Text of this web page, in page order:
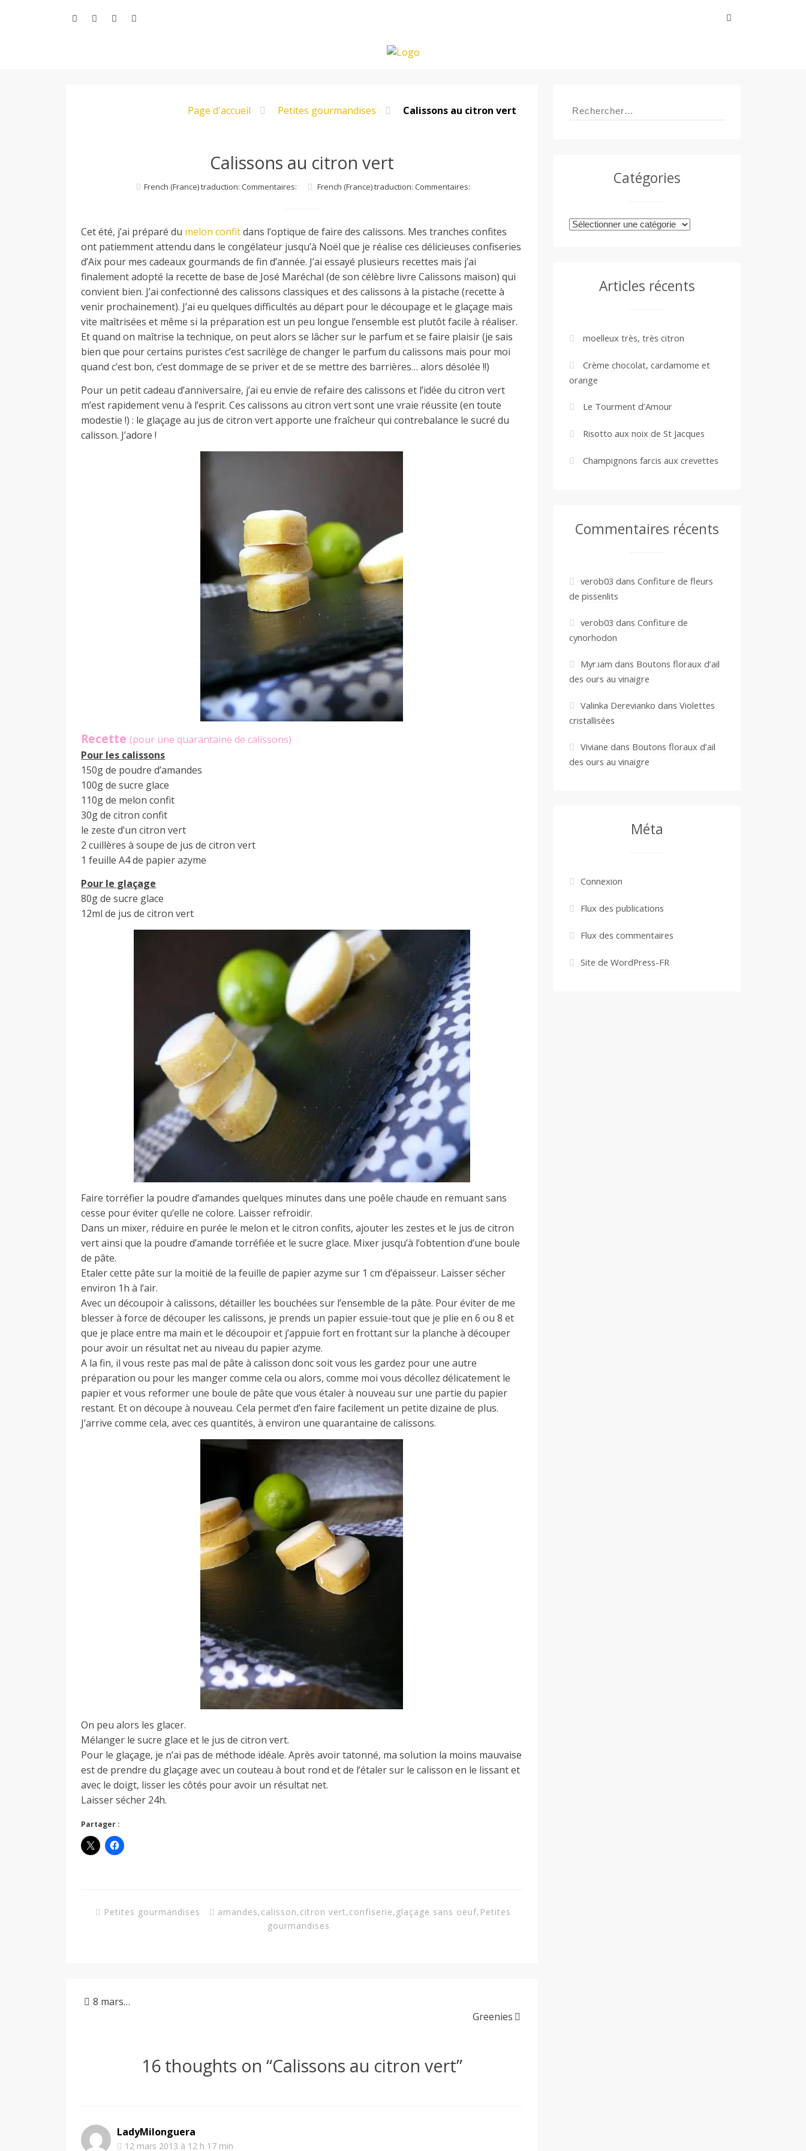
n
d
e
d
e
M
Page d'accueil Petites gourmandises Calissons au citron vert
Calissons au citron vert
French (France) traduction: Commentaires: French (France) traduction: Commentaires:
Cet été, j’ai préparé du melon confitdans l’optique de faire des calissons. Mes tranches confites
ont patiemment attendu dans le congélateur jusqu’à Noël que je réalise ces délicieuses confiseries
d’Aix pour mes cadeaux gourmands de fin d’année. J’ai essayé plusieurs recettes mais j’ai
finalement adopté la recette de base de José Maréchal (de son célèbre livre Calissons maison) qui
convient bien. J’ai confectionné des calissons classiques et des calissons à la pistache (recette à
venir prochainement). J’ai eu quelques difficultés au départ pour le découpage et le glaçage mais
vite maîtrisées et même si la préparation est un peu longue l’ensemble est plutôt facile à réaliser.
Et quand on maîtrise la technique, on peut alors se lâcher sur le parfum et se faire plaisir (je sais
bien que pour certains puristes c’est sacrilège de changer le parfum du calissons mais pour moi
quand c’est bon, c’est dommage de se priver et de se mettre des barrières… alors désolée !!)
Pour un petit cadeau d’anniversaire, j’ai eu envie de refaire des calissons et l’idée du citron vert
m’est rapidement venu à l’esprit. Ces calissons au citron vert sont une vraie réussite (en toute
modestie !) : le glaçage au jus de citron vert apporte une fraîcheur qui contrebalance le sucré du
calisson. J’adore !
Recette (pour une quarantaine de calissons)
Pour les calissons
150g de poudre d’amandes
100g de sucre glace
110g de melon confit
30g de citron confit
le zeste d’un citron vert
2 cuillères à soupe de jus de citron vert
1 feuille A4 de papier azyme
Pour le glaçage
80g de sucre glace
12ml de jus de citron vert
Faire torréfier la poudre d’amandes quelques minutes dans une poêle chaude en remuant sans
cesse pour éviter qu’elle ne colore. Laisser refroidir.
Dans un mixer, réduire en purée le melon et le citron confits, ajouter les zestes et le jus de citron
vert ainsi que la poudre d’amande torréfiée et le sucre glace. Mixer jusqu’à l’obtention d’une boule
de pâte.
Etaler cette pâte sur la moitié de la feuille de papier azyme sur 1 cm d’épaisseur. Laisser sécher
environ 1h à l’air.
Avec un découpoir à calissons, détailler les bouchées sur l’ensemble de la pâte. Pour éviter de me
blesser à force de découper les calissons, je prends un papier essuie-tout que je plie en 6 ou 8 et
que je place entre ma main et le découpoir et j’appuie fort en frottant sur la planche à découper
pour avoir un résultat net au niveau du papier azyme.
A la fin, il vous reste pas mal de pâte à calisson donc soit vous les gardez pour une autre
préparation ou pour les manger comme cela ou alors, comme moi vous décollez délicatement le
papier et vous reformer une boule de pâte que vous étaler à nouveau sur une partie du papier
restant. Et on découpe à nouveau. Cela permet d’en faire facilement un petite dizaine de plus.
J’arrive comme cela, avec ces quantités, à environ une quarantaine de calissons.
On peu alors les glacer.
Mélanger le sucre glace et le jus de citron vert.
Pour le glaçage, je n’ai pas de méthode idéale. Après avoir tatonné, ma solution la moins mauvaise
est de prendre du glaçage avec un couteau à bout rond et de l’étaler sur le calisson en le lissant et
avec le doigt, lisser les côtés pour avoir un résultat net.
Laisser sécher 24h.
Partager :
Petites gourmandises amandes,calisson,citron vert,confiserie, glaçage sans oeuf, Petites
gourmandises
8 mars…
Greenies
16 thoughts on “Calissons au citron vert”
LadyMilonguera
12 mars 2013 à 12 h 17 min
Rechercher :
Catégories
Catégories
Articles récents
moelleux très, très citron
Crème chocolat, cardamome et
orange
Le Tourment d’Amour
Risotto aux noix de St Jacques
Champignons farcis aux crevettes
Commentaires récents
verob03 dans Confiture de fleurs
de pissenlits
verob03 dans Confiture de
cynorhodon
Myr.iam dans Boutons floraux d’ail
des ours au vinaigre
Valinka Derevianko dans Violettes
cristallisées
Viviane dans Boutons floraux d’ail
des ours au vinaigre
Méta
Connexion
Flux des publications
Flux des commentaires
Site de WordPress-FR